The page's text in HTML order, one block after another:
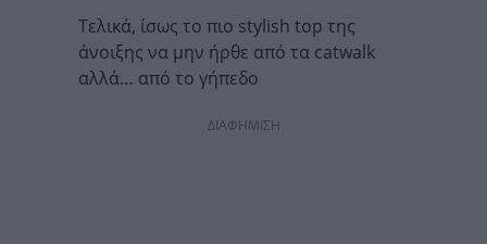
Τελικά, ίσως το πιο stylish top της
άνοιξης να μην ήρθε από τα catwalk
αλλά… από το γήπεδο
ΔΙΑΦΗΜΙΣΗ